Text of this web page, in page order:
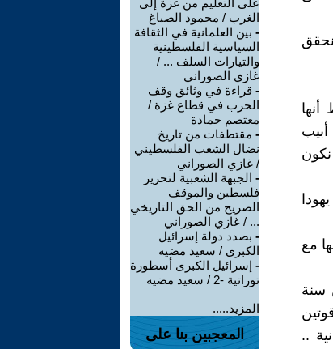
أن نلاحظ أنها
و يهودا
مع
شئت من سنة
..
على التعليم من غزة إلى
الغرب / محمود الصباغ
- بين العلمانية في الثقافة
السياسية الفلسطينية
والتيارات السلف ... /
غازي الصوراني
- قراءة في وثائق وقف
الحرب في قطاع غزة /
معتصم حمادة
- مقتطفات من تاريخ
نضال الشعب الفلسطيني
/ غازي الصوراني
- الجبهة الشعبية لتحرير
فلسطين والموقف
الصريح من الحق التاريخي
... / غازي الصوراني
- بصدد دولة إسرائيل
الكبرى / سعيد مضيه
- إسرائيل الكبرى أسطورة
توراتية -2 / سعيد مضيه
المزيد.....
المعجبين بنا على